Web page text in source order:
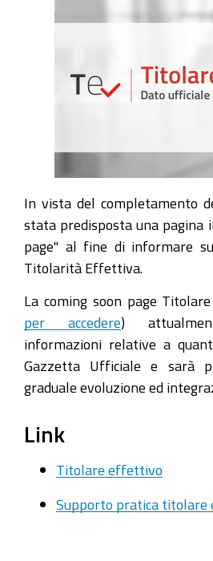
In vista del completamento
stata predisposta una pagina
page" al fine di informare
Titolarità Effettiva.
La coming soon page
per accedere)
informazioni relative a
Gazzetta Ufficiale e sarà
graduale evoluzione ed
Link
Titolare effettivo
Supporto pratica